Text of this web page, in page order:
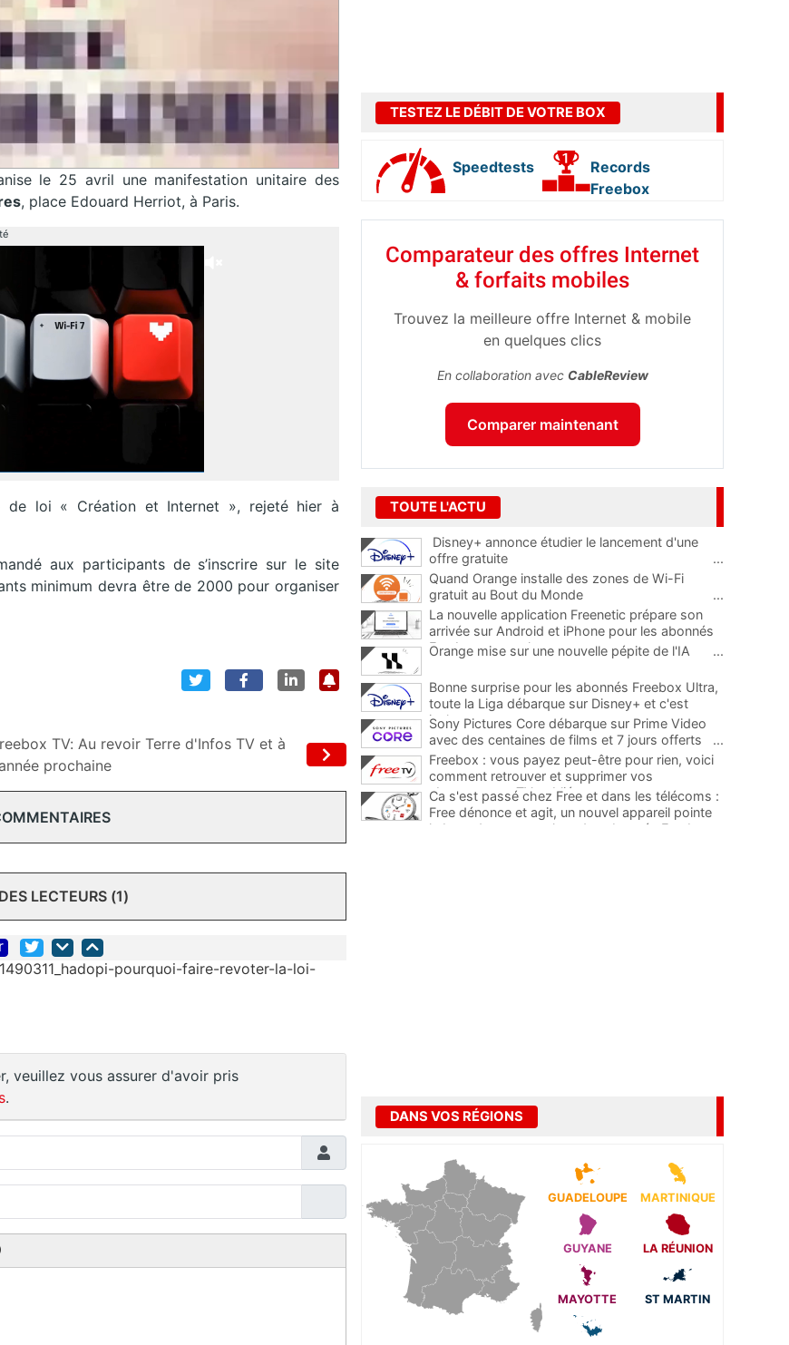
le 25 avril une manifestation unitaire des
, place Edouard Herriot, à Paris.
loi « Création et Internet », rejeté hier à
aux participants de s’inscrire sur le site
minimum devra être de 2000 pour organiser
TV: Au revoir Terre d'Infos TV et à
prochaine
LECTEURS (1)
pourquoi-faire-revoter-la-loi-
veuillez vous assurer d'avoir pris
.
TESTEZ LE DÉBIT DE VOTRE BOX
Speedtests
Records
Freebox
Comparateur des offres Internet
& forfaits mobiles
Trouvez la meilleure offre Internet & mobile
en quelques clics
En collaboration avec CableReview
Comparer maintenant
TOUTE L'ACTU
Disney+ annonce étudier le lancement d'une
offre gratuite
...
Quand Orange installe des zones de Wi-Fi
gratuit au Bout du Monde
...
La nouvelle application Freenetic prépare son
arrivée sur Android et iPhone pour les abonnés
Freebox, testez la
Orange mise sur une nouvelle pépite de l'IA ...
Bonne surprise pour les abonnés Freebox Ultra,
toute la Liga débarque sur Disney+ et c'est
inclus
Sony Pictures Core débarque sur Prime Video
avec des centaines de films et 7 jours offerts
...
Freebox : vous payez peut-être pour rien, voici
comment retrouver et supprimer vos
abonnements TV oubliés
...
Ca s'est passé chez Free et dans les télécoms :
Free dénonce et agit, un nouvel appareil pointe
le bout de son nez chez des abonnés Freebox...
DANS VOS RÉGIONS
GUADELOUPE MARTINIQUE
GUYANE LA RÉUNION
MAYOTTE ST MARTIN